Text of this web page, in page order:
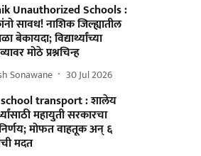
Unauthorized Schools :
सावध! नाशिक जिल्ह्यातील
बेकायदा; विद्यार्थ्यांच्या
मोठे प्रश्नचिन्ह
Sonawane 30 Jul 2026
transport : शालेय
महायुती सरकारचा
मोफत वाहतूक अन् ६
मदत